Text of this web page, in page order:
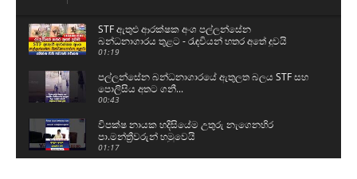
STF ඇතුළු ආරක්ෂක අංශ පල්ලන්සේන
බන්ධනාගාරය තුළට - රැඳවියන් හතර අතේ දුවයි
01:19
පල්ලන්සේන බන්ධනාගාරයේ ඇතුලත බලය STF සහ
පොලිසිය අතට ගනී...
00:43
විපක්ෂ නායක හදිසියේම උතුරු නැගෙනහිර
පා.මන්ත්‍රීවරුන් හමුවෙයි
01:17